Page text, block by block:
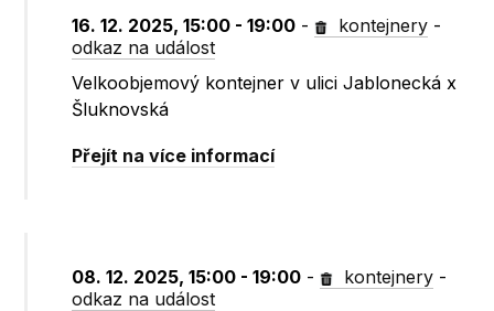
16. 12. 2025, 15:00 - 19:00 - kontejnery -
odkaz na událost
Velkoobjemový kontejner v ulici Jablonecká x
Šluknovská
Přejít na více informací
08. 12. 2025, 15:00 - 19:00 - kontejnery -
odkaz na událost